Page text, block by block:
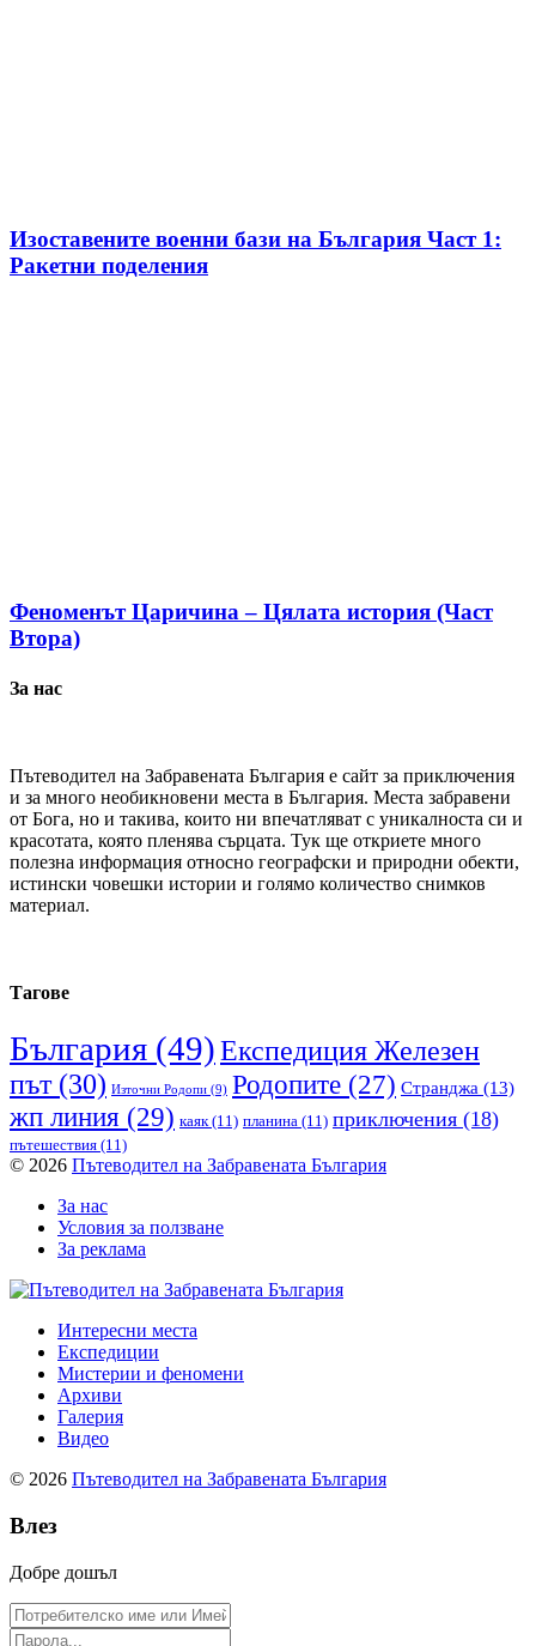
Изоставените военни бази на България Част 1:
Ракетни поделения
Феноменът Царичина – Цялата история (Част
Втора)
За нас
Пътеводител на Забравената България е сайт за приключения
и за много необикновени места в България. Места забравени
от Бога, но и такива, които ни впечатляват с уникалноста си и
красотата, която пленява сърцата. Тук ще откриете много
полезна информация относно географски и природни обекти,
истински човешки истории и голямо количество снимков
материал.
Тагове
България (49)Експедиция Железен
път(30) Източни Родопи (9) Родопите (27) Странджа (13)
жп линия (29) каяк(11) планина (11) приключения (18)
пътешествия (11)
© 2026 Пътеводител на Забравената България
За нас
Условия за ползване
За реклама
Интересни места
Експедиции
Мистерии и феномени
Архиви
Галерия
Видео
© 2026 Пътеводител на Забравената България
Влез
Добре дошъл